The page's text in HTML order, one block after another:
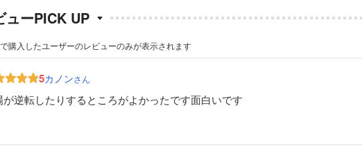
ューPICK UP
購入したユーザーのレビューのみが表示されます
5カノンさん
が逆転したりするところがよかったです面白いです